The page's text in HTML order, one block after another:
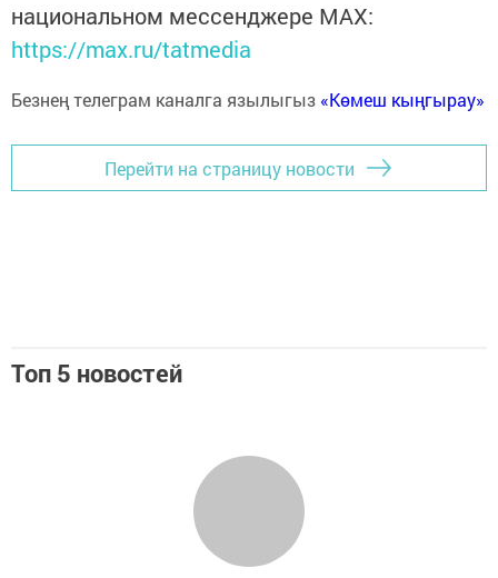
национальном мессенджере MАХ:
https://max.ru/tatmedia
Безнең телеграм каналга язылыгыз «Көмеш кыңгырау»
Перейти на страницу новости
Топ 5 новостей